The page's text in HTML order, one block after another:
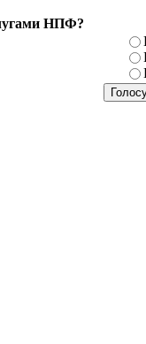
НПФ?